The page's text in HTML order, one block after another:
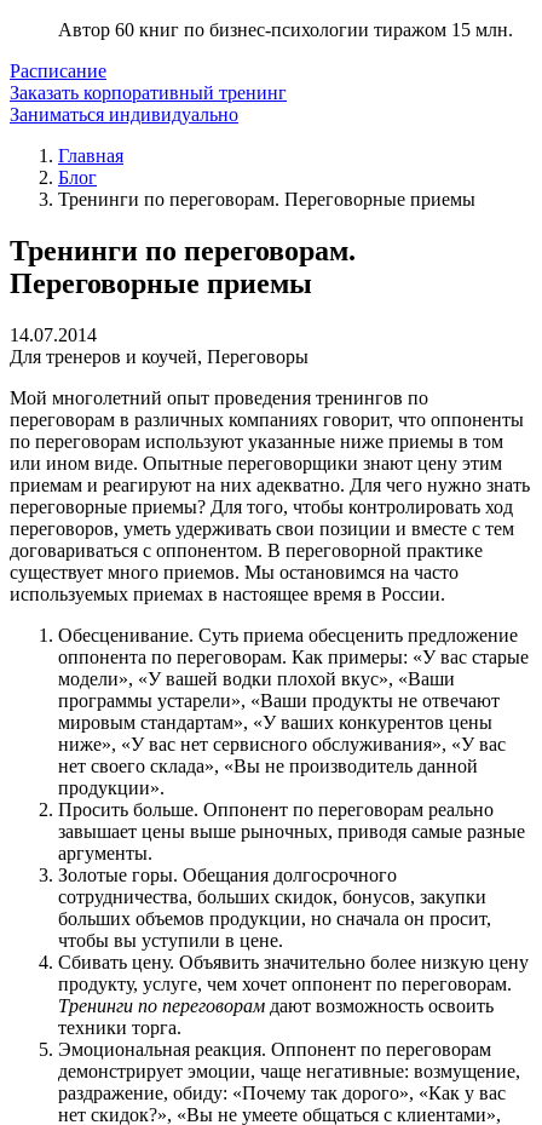
Автор 60 книг по бизнес-психологии тиражом 15 млн.
Расписание
Заказать корпоративный тренинг
Заниматься индивидуально
Главная
Блог
Тренинги по переговорам. Переговорные приемы
Тренинги по переговорам.
Переговорные приемы
14.07.2014
Для тренеров и коучей, Переговоры
Мой многолетний опыт проведения тренингов по
переговорам в различных компаниях говорит, что оппоненты
по переговорам используют указанные ниже приемы в том
или ином виде. Опытные переговорщики знают цену этим
приемам и реагируют на них адекватно. Для чего нужно знать
переговорные приемы? Для того, чтобы контролировать ход
переговоров, уметь удерживать свои позиции и вместе с тем
договариваться с оппонентом. В переговорной практике
существует много приемов. Мы остановимся на часто
используемых приемах в настоящее время в России.
Обесценивание. Суть приема обесценить предложение
оппонента по переговорам. Как примеры: «У вас старые
модели», «У вашей водки плохой вкус», «Ваши
программы устарели», «Ваши продукты не отвечают
мировым стандартам», «У ваших конкурентов цены
ниже», «У вас нет сервисного обслуживания», «У вас
нет своего склада», «Вы не производитель данной
продукции».
Просить больше. Оппонент по переговорам реально
завышает цены выше рыночных, приводя самые разные
аргументы.
Золотые горы. Обещания долгосрочного
сотрудничества, больших скидок, бонусов, закупки
больших объемов продукции, но сначала он просит,
чтобы вы уступили в цене.
Сбивать цену. Объявить значительно более низкую цену
продукту, услуге, чем хочет оппонент по переговорам.
Тренинги по переговорам дают возможность освоить
техники торга.
Эмоциональная реакция. Оппонент по переговорам
демонстрирует эмоции, чаще негативные: возмущение,
раздражение, обиду: «Почему так дорого», «Как у вас
нет скидок?», «Вы не умеете общаться с клиентами»,